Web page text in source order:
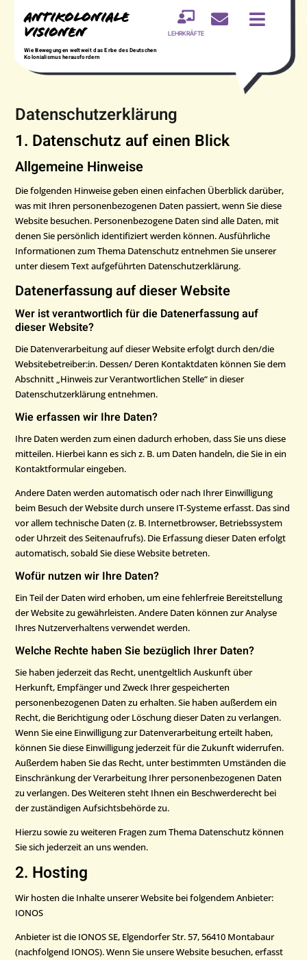
Antikoloniale
Visionen
Wie Bewegungen weltweit das Erbe des Deutschen
Kolonialismus herausfordern

LEHRKRÄFTE
 
Datenschutz­erklärung
1. Datenschutz auf einen Blick
Allgemeine Hinweise
Die folgenden Hinweise geben einen einfachen Überblick darüber,
was mit Ihren personenbezogenen Daten passiert, wenn Sie diese
Website besuchen. Personenbezogene Daten sind alle Daten, mit
denen Sie persönlich identifiziert werden können. Ausführliche
Informationen zum Thema Datenschutz entnehmen Sie unserer
unter diesem Text aufgeführten Datenschutzerklärung.
Datenerfassung auf dieser Website
Wer ist verantwortlich für die Datenerfassung auf
dieser Website?
Die Datenverarbeitung auf dieser Website erfolgt durch den/die
Websitebetreiber:in. Dessen/ Deren Kontaktdaten können Sie dem
Abschnitt „Hinweis zur Verantwortlichen Stelle“ in dieser
Datenschutzerklärung entnehmen.
Wie erfassen wir Ihre Daten?
Ihre Daten werden zum einen dadurch erhoben, dass Sie uns diese
mitteilen. Hierbei kann es sich z. B. um Daten handeln, die Sie in ein
Kontaktformular eingeben.
Andere Daten werden automatisch oder nach Ihrer Einwilligung
beim Besuch der Website durch unsere IT-Systeme erfasst. Das sind
vor allem technische Daten (z. B. Internetbrowser, Betriebssystem
oder Uhrzeit des Seitenaufrufs). Die Erfassung dieser Daten erfolgt
automatisch, sobald Sie diese Website betreten.
Wofür nutzen wir Ihre Daten?
Ein Teil der Daten wird erhoben, um eine fehlerfreie Bereitstellung
der Website zu gewährleisten. Andere Daten können zur Analyse
Ihres Nutzerverhaltens verwendet werden.
Welche Rechte haben Sie bezüglich Ihrer Daten?
Sie haben jederzeit das Recht, unentgeltlich Auskunft über
Herkunft, Empfänger und Zweck Ihrer gespeicherten
personenbezogenen Daten zu erhalten. Sie haben außerdem ein
Recht, die Berichtigung oder Löschung dieser Daten zu verlangen.
Wenn Sie eine Einwilligung zur Datenverarbeitung erteilt haben,
können Sie diese Einwilligung jederzeit für die Zukunft widerrufen.
Außerdem haben Sie das Recht, unter bestimmten Umständen die
Einschränkung der Verarbeitung Ihrer personenbezogenen Daten
zu verlangen. Des Weiteren steht Ihnen ein Beschwerderecht bei
der zuständigen Aufsichtsbehörde zu.
Hierzu sowie zu weiteren Fragen zum Thema Datenschutz können
Sie sich jederzeit an uns wenden.
2. Hosting
Wir hosten die Inhalte unserer Website bei folgendem Anbieter:
IONOS
Anbieter ist die IONOS SE, Elgendorfer Str. 57, 56410 Montabaur
(nachfolgend IONOS). Wenn Sie unsere Website besuchen, erfasst